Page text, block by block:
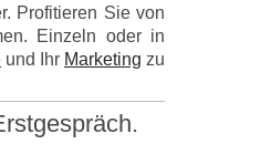
Profitieren Sie von
Einzeln oder in
und Ihr Marketing zu